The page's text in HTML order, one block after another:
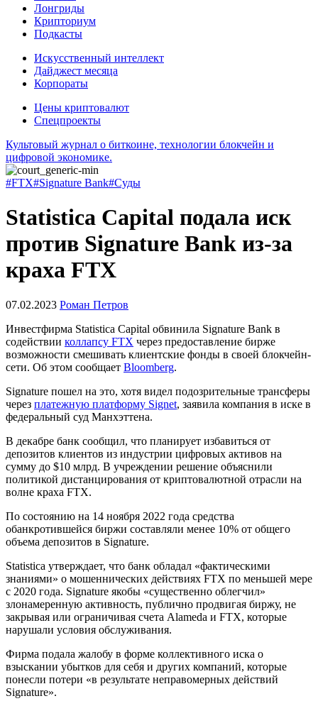
Лонгриды
Крипториум
Подкасты
Искусственный интеллект
Дайджест месяца
Корпораты
Цены криптовалют
Спецпроекты
Культовый журнал о биткоине, технологии блокчейн и
цифровой экономике.
#FTX#Signature Bank#Суды
Statistica Capital подала иск
против Signature Bank из-за
краха FTX
07.02.2023 Роман Петров
Инвестфирма Statistica Capital обвинила Signature Bank в
содействии коллапсу FTX через предоставление бирже
возможности смешивать клиентские фонды в своей блокчейн-
сети. Об этом сообщает Bloomberg.
Signature пошел на это, хотя видел подозрительные трансферы
через платежную платформу Signet, заявила компания в иске в
федеральный суд Манхэттена.
В декабре банк сообщил, что планирует избавиться от
депозитов клиентов из индустрии цифровых активов на
сумму до $10 млрд. В учреждении решение объяснили
политикой дистанцирования от криптовалютной отрасли на
волне краха FTX.
По состоянию на 14 ноября 2022 года средства
обанкротившейся биржи составляли менее 10% от общего
объема депозитов в Signature.
Statistica утверждает, что банк обладал «фактическими
знаниями» о мошеннических действиях FTX по меньшей мере
с 2020 года. Signature якобы «существенно облегчил»
злонамеренную активность, публично продвигая биржу, не
закрывая или ограничивая счета Alameda и FTX, которые
нарушали условия обслуживания.
Фирма подала жалобу в форме коллективного иска о
взыскании убытков для себя и других компаний, которые
понесли потери «в результате неправомерных действий
Signature».